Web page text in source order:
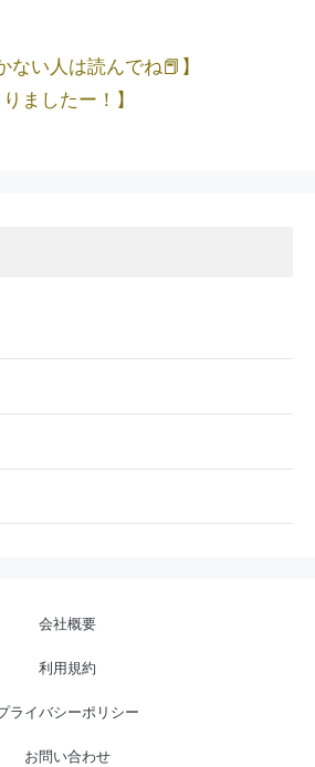
ない人は読んでね📕】
ましたー！】
会社概要
利用規約
ライバシーポリシー
お問い合わせ